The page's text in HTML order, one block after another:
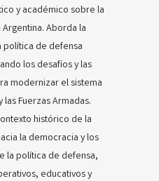
y académico sobre la
Aborda la
política de defensa
los desafíos y las
modernizar el sistema
Fuerzas Armadas.
histórico de la
la democracia y los
la política de defensa,
educativos y